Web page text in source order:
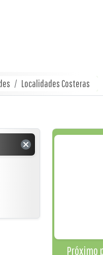
Localidades Costeras
Próximo